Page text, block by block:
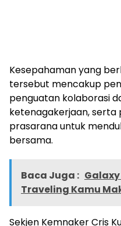
Kesepahaman yang
tersebut mencakup
penguatan kolaborasi
ketenagakerjaan,
prasarana untuk
bersama.
Baca Juga : Galaxy
Traveling Kamu
Sekjen Kemnaker Cris